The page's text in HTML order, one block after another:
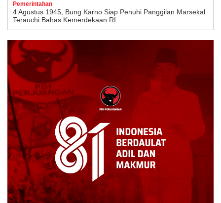
Pemerintahan
4 Agustus 1945, Bung Karno Siap Penuhi Panggilan Marsekal
Terauchi Bahas Kemerdekaan RI